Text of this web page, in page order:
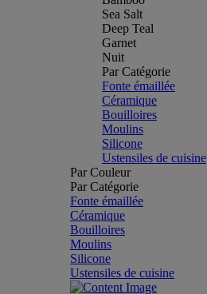
Sea Salt
Deep Teal
Garnet
Nuit
Par Catégorie
Fonte émaillée
Céramique
Bouilloires
Moulins
Silicone
Ustensiles de cuisine
Par Couleur
Par Catégorie
Fonte émaillée
Céramique
Bouilloires
Moulins
Silicone
Ustensiles de cuisine